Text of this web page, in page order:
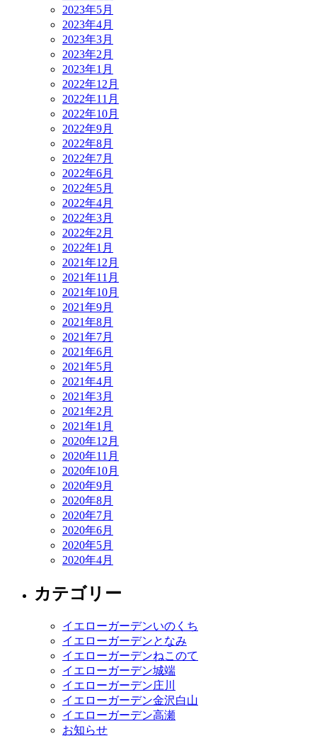
2023年5月
2023年4月
2023年3月
2023年2月
2023年1月
2022年12月
2022年11月
2022年10月
2022年9月
2022年8月
2022年7月
2022年6月
2022年5月
2022年4月
2022年3月
2022年2月
2022年1月
2021年12月
2021年11月
2021年10月
2021年9月
2021年8月
2021年7月
2021年6月
2021年5月
2021年4月
2021年3月
2021年2月
2021年1月
2020年12月
2020年11月
2020年10月
2020年9月
2020年8月
2020年7月
2020年6月
2020年5月
2020年4月
カテゴリー
イエローガーデンいのくち
イエローガーデンとなみ
イエローガーデンねこのて
イエローガーデン城端
イエローガーデン庄川
イエローガーデン金沢白山
イエローガーデン高瀬
お知らせ